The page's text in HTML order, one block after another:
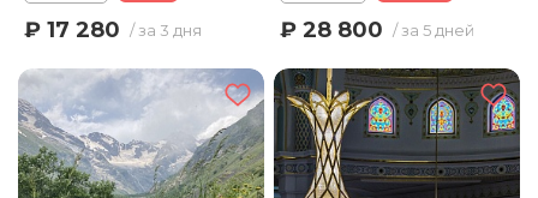
₽ 17 280 / за 3 дня ₽ 28 800 / за 5 дней